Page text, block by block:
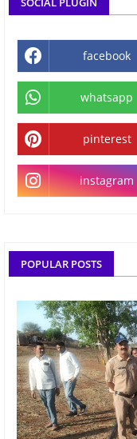
facebook
whatsapp
pinterest
instagram
POPULAR POSTS